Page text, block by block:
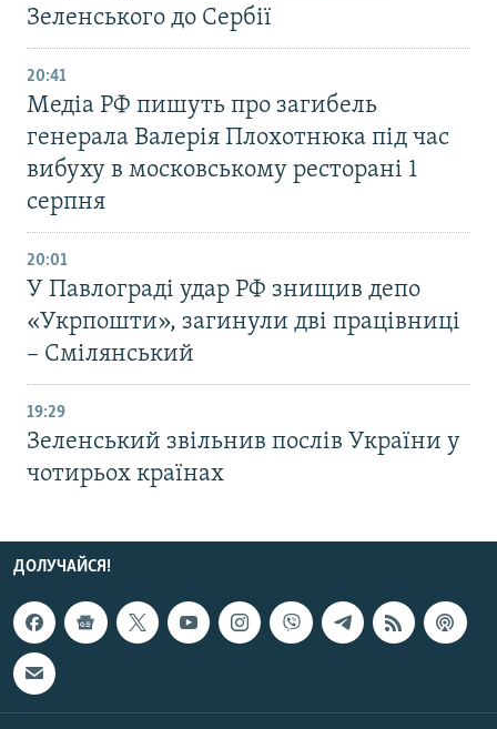
Зеленського до Сербії
20:41
Медіа РФ пишуть про загибель
генерала Валерія Плохотнюка під час
вибуху в московському ресторані 1
серпня
20:01
У Павлограді удар РФ знищив депо
«Укрпошти», загинули дві працівниці
– Смілянський
19:29
Зеленський звільнив послів України у
чотирьох країнах
ДОЛУЧАЙСЯ!